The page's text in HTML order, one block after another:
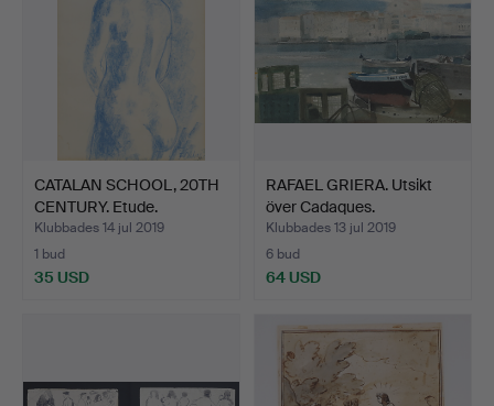
CATALAN SCHOOL, 20TH
CENTURY. Etude.
Klubbades 14 jul 2019
1 bud
35 USD
RAFAEL GRIERA. Utsikt
över Cadaques.
Klubbades 13 jul 2019
6 bud
64 USD